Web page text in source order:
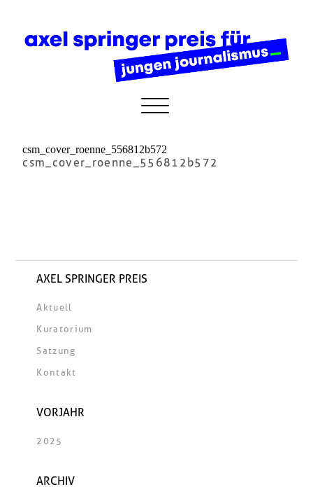
csm_cover_roenne_556812b572
csm_cover_roenne_556812b572
AXEL SPRINGER PREIS
Aktuell
Kuratorium
Satzung
Kontakt
VORJAHR
2025
ARCHIV